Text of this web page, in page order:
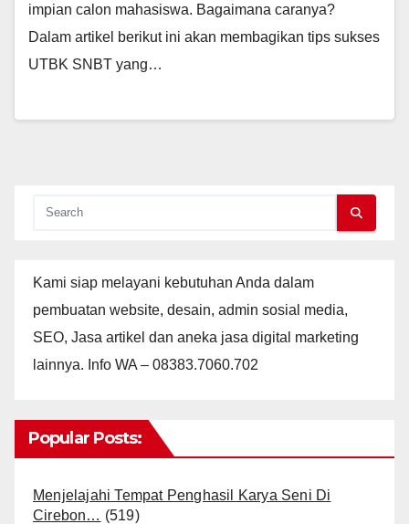
impian calon mahasiswa. Bagaimana caranya?
Dalam artikel berikut ini akan membagikan tips sukses
UTBK SNBT yang…
Kami siap melayani kebutuhan Anda dalam
pembuatan website, desain, admin sosial media,
SEO, Jasa artikel dan aneka jasa digital marketing
lainnya. Info WA – 08383.7060.702
Popular Posts:
Menjelajahi Tempat Penghasil Karya Seni Di
Cirebon… (519)